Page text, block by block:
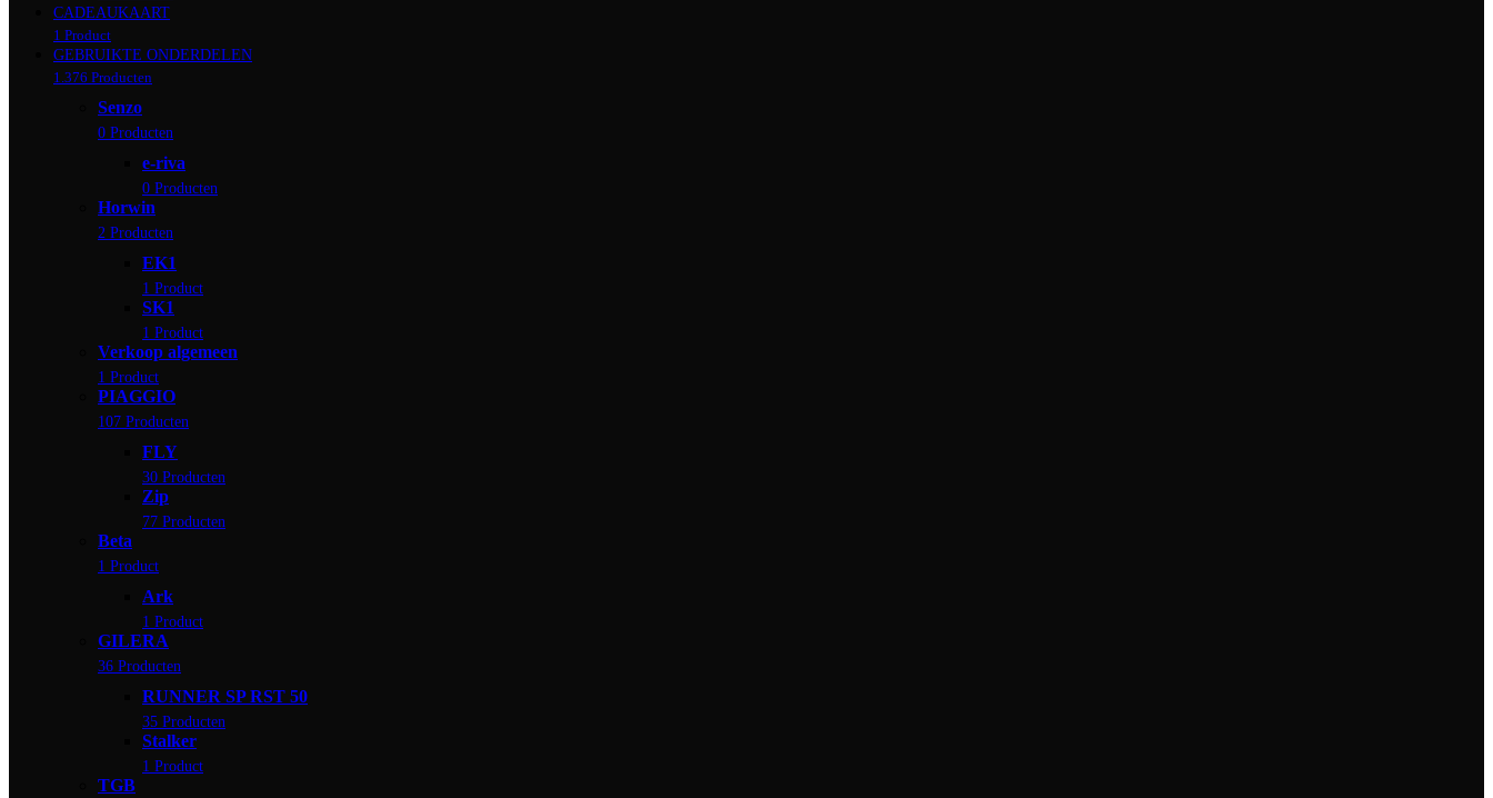
CADEAUKAART
1 Product
GEBRUIKTE ONDERDELEN
1.376 Producten
Senzo
0 Producten
e-riva
0 Producten
Horwin
2 Producten
EK1
1 Product
SK1
1 Product
Verkoop algemeen
1 Product
PIAGGIO
107 Producten
FLY
30 Producten
Zip
77 Producten
Beta
1 Product
Ark
1 Product
GILERA
36 Producten
RUNNER SP RST 50
35 Producten
Stalker
1 Product
TGB